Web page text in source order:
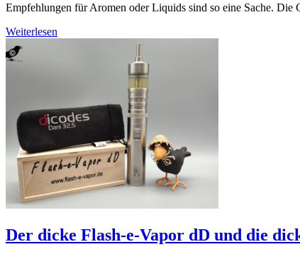
Empfehlungen für Aromen oder Liquids sind so eine Sache. Die
Weiterlesen
Der dicke Flash-e-Vapor dD und die